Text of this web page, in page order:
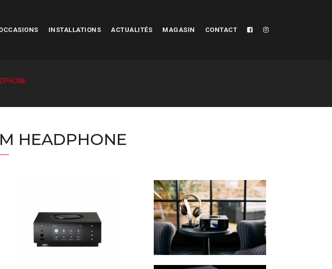
INSTALLATIONS ACTUALITÉS MAGASIN CONTACT
HEADPHONE